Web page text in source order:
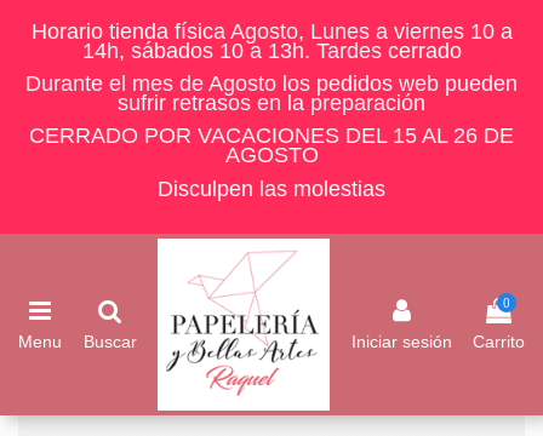
Horario tienda física Agosto, Lunes a viernes 10 a
14h, sábados 10 a 13h. Tardes cerrado
Durante el mes de Agosto los pedidos web pueden
sufrir retrasos en la preparación
CERRADO POR VACACIONES DEL 15 AL 26 DE
AGOSTO
Disculpen las molestias
Menu Buscar Iniciar sesión
0
Carrito